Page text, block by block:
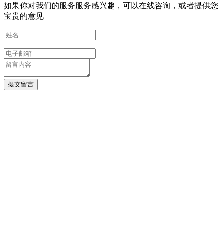
如果你对我们的服务服务感兴趣，可以在线咨询，或者提供您
宝贵的意见
提交留言